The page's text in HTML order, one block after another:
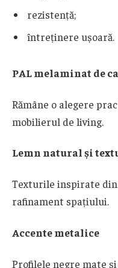
rezistență;
întreținere ușoară.
PAL melaminat de
Rămâne o alegere
mobilierul de living.
Lemn natural și
Texturile inspirate
rafinament spațiului.
Accente metalice
Profilele negre mate